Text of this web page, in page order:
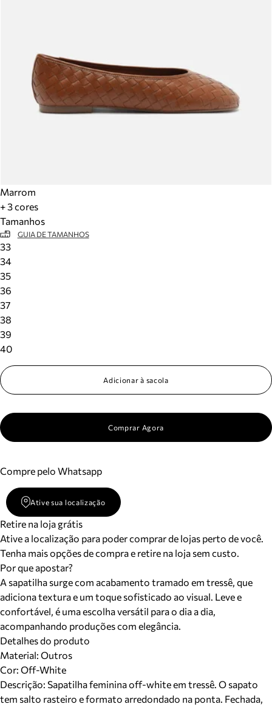
Marrom
+ 3 cores
Tamanhos
GUIA DE TAMANHOS
33
34
35
36
37
38
39
40
Adicionar à sacola
Comprar Agora
Compre pelo Whatsapp
Ative sua localização
Retire na loja grátis
Ative a localização para poder comprar de lojas perto de você.
Tenha mais opções de compra e retire na loja sem custo.
Por que apostar?
A sapatilha surge com acabamento tramado em tressê, que
adiciona textura e um toque sofisticado ao visual. Leve e
confortável, é uma escolha versátil para o dia a dia,
acompanhando produções com elegância.
Detalhes do produto
Material: Outros
Cor: Off-White
Descrição: Sapatilha feminina off-white em tressê. O sapato
tem salto rasteiro e formato arredondado na ponta. Fechada,